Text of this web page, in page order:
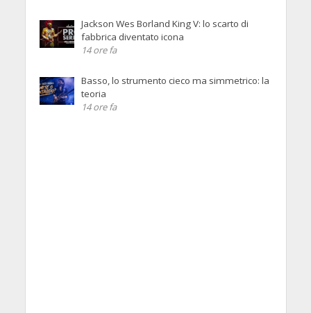
Jackson Wes Borland King V: lo scarto di
fabbrica diventato icona
14 ore fa
Basso, lo strumento cieco ma simmetrico: la
teoria
14 ore fa